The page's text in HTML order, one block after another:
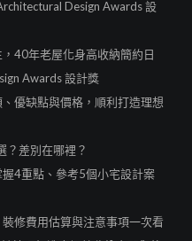
Design Awards 設
，40年老屋化身高收納簡約日
Awards 設計獎
優缺點與價格，順利打造理想
？差別在哪裡？
4重點、參考5個小宅設計案
修費用估算與注意事項一次看